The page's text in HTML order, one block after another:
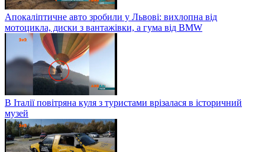
Апокаліптичне авто зробили у Львові: вихлопна від
мотоцикла, диски з вантажівки, а гума від BMW
В Італії повітряна куля з туристами врізалася в історичний
музей